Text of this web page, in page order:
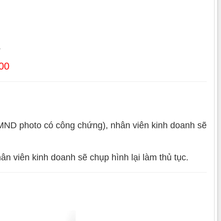
photo có công chứng), nhân viên kinh doanh sẽ
viên kinh doanh sẽ chụp hình lại làm thủ tục.